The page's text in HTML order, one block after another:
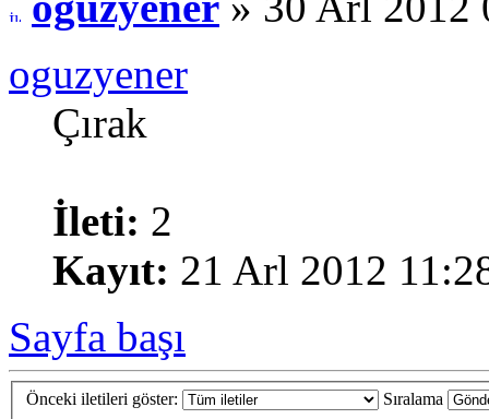
oguzyener
Çırak
İleti: 2
Kayıt: 21 Arl 2012
Sayfa başı
Önceki iletileri göster: Sıralama